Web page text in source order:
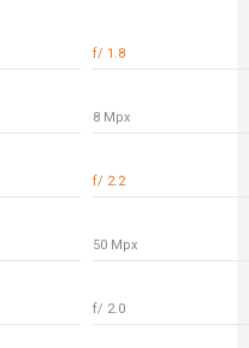
f/ 1.8
8 Mpx
f/ 2.2
50 Mpx
f/ 2.0